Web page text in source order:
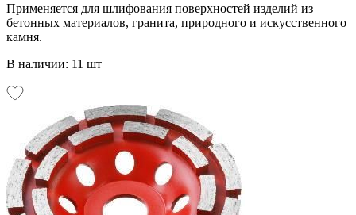
Применяется для шлифования поверхностей изделий из
бетонных материалов, гранита, природного и искусственного
камня.
В наличии: 11 шт